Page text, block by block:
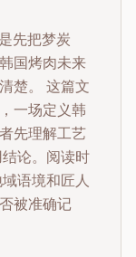
先把梦炭
国烤肉未来
楚。 这篇文
一场定义韩
先理解工艺
论。阅读时
语境和匠人
被准确记